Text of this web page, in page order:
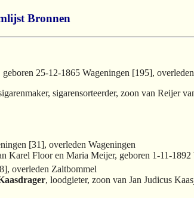
Bronnen
25-12-1865 Wageningen [195],
sigarensorteerder, zoon van Reijer
[31], overleden Wageningen
Karel Floor en Maria Meijer, geboren 1-11-
overleden Zaltbommel
, loodgieter, zoon van Jan Judicus